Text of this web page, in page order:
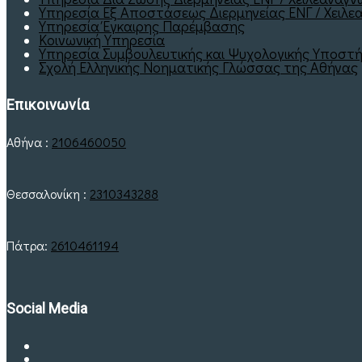
Υπηρεσία Εξ Αποστάσεως Διερμηνείας ΕΝΓ /
Υπηρεσία Έγκαιρης Παρέμβασης
Κοινωνική Υπηρεσία
Υπηρεσία Συμβουλευτικής και Ψυχολογικής
Σχολή Ελληνικής Νοηματικής Γλώσσας της Αθήνας
Επικοινωνία
Αθήνα : 2106460050
Θεσσαλονίκη : 2310343288
Πάτρα: 2610461194
Social Media